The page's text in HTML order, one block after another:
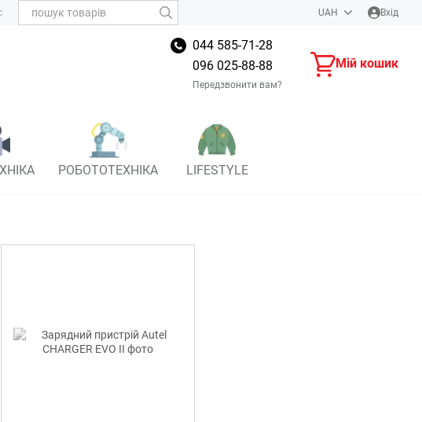
UAH Вхід
044 585-71-28
096 025-88-88
Передзвонити вам?
Мій кошик
РОБОТОТЕХНІКА LIFESTYLE